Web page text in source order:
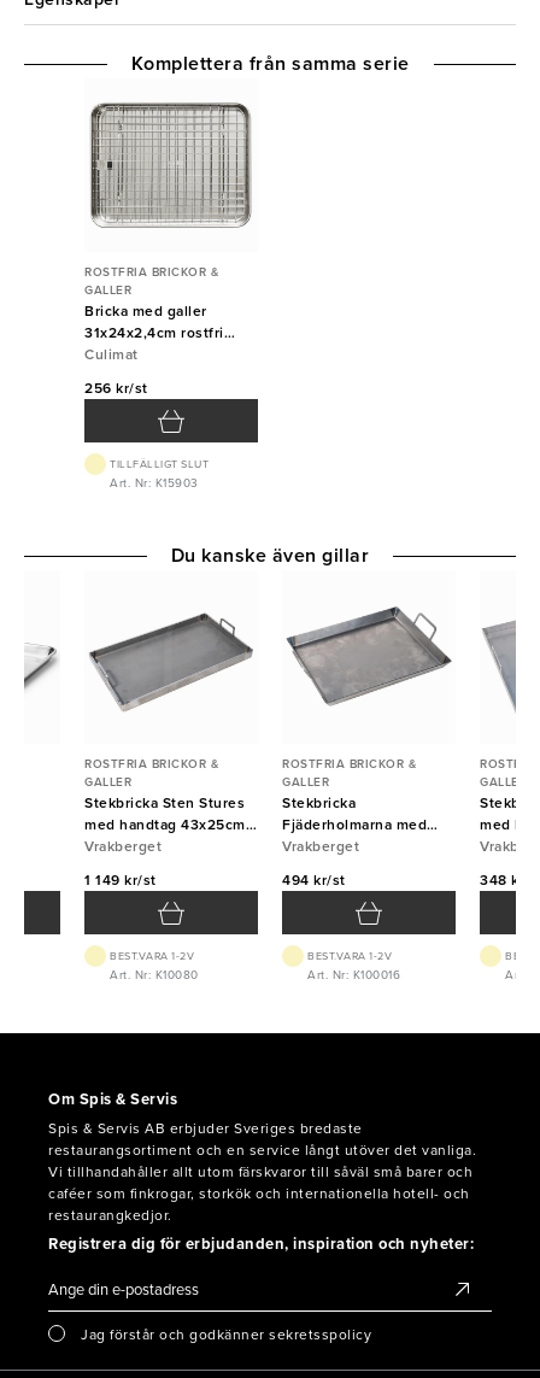
ROSTFRIA BRICKOR &
GALLER
Bricka med galler
31x24x2,4cm rostfri
Culimat
Culimat
256 kr/st
TILLFÄLLIGT SLUT
Art. Nr: K15903
Komplettera från samma serie
ROSTFRIA BRICKOR &
GALLER
Stekbricka Sten Stures
med handtag 43x25cm
5mm Vrakberget
Vrakberget
1 149 kr/st
BEST.VARA 1-2V
Art. Nr: K10080
ROSTFRIA BRICKOR &
GALLER
Stekbricka
Fjäderholmarna med
handtag 25x20cm 2mm
Vrakberget
494 kr/st
BEST.VARA 1-2V
Art. Nr: K100016
GALLER
med
1,2mm
348 kr/
Art.
Du kanske även gillar
Om Spis & Servis
Spis & Servis AB erbjuder Sveriges bredaste
restaurangsortiment och en service långt utöver det vanliga.
Vi tillhandahåller allt utom färskvaror till såväl små barer och
caféer som finkrogar, storkök och internationella hotell- och
restaurangkedjor.
Registrera dig för erbjudanden, inspiration och nyheter:
Jag förstår och godkänner sekretsspolicy